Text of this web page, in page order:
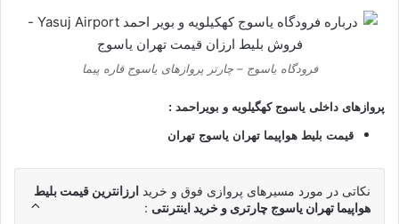
فرودگاه یاسوج – چارتر پروازهای یاسوج قاره پیما
پروازهای داخلی یاسوج کهگیلویه و بویراحمد :
قیمت بلیط هواپیما تهران یاسوج تهران
نکاتی در مورد مسیرهای پروازی فوق و خرید ارزانترین قیمت بلیط
هواپیما تهران یاسوج چارتری و خرید اینترنتی :